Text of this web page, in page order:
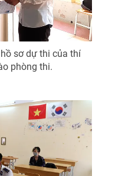
sơ dự thi của thí
phòng thi.